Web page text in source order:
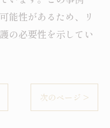
能性があるため、リ
の必要性を示してい
次のページ >